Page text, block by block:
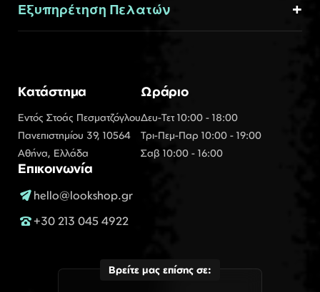
Εξυπηρέτηση Πελατών
Κατάστημα
Εντός Στοάς Πεσματζόγλου
Πανεπιστημίου 39, 10564
Αθήνα, Ελλάδα
Ωράριο
Δευ-Τετ 10:00 - 18:00
Τρι-Πεμ-Παρ 10:00 - 19:00
Σαβ 10:00 - 16:00
Επικοινωνία
hello@lookshop.gr
+30 213 045 4922
Βρείτε μας επίσης σε: